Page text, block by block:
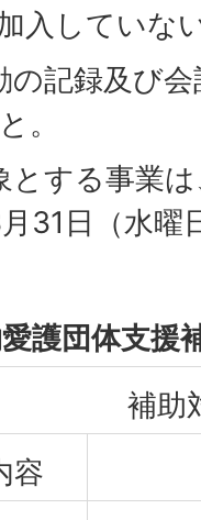
入していな
の記録及び
。
とする事業
31日（水曜
護団体支援
補助
容